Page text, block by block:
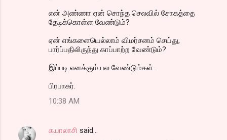
என் அண்ணா ஏன் சொந்த செலவில் சோகத்தை
தேடிக்கொள்ள வேண்டும்?
ஏன் எங்களையெல்லாம் விமர்சனம் செய்து,
பார்ப்பதிலிருந்து காப்பாற்ற வேண்டும்?
இப்படி எனக்கும் பல வேண்டும்கள்...
பிரபாகர்.
10:38 AM
க.பாலாசி said…